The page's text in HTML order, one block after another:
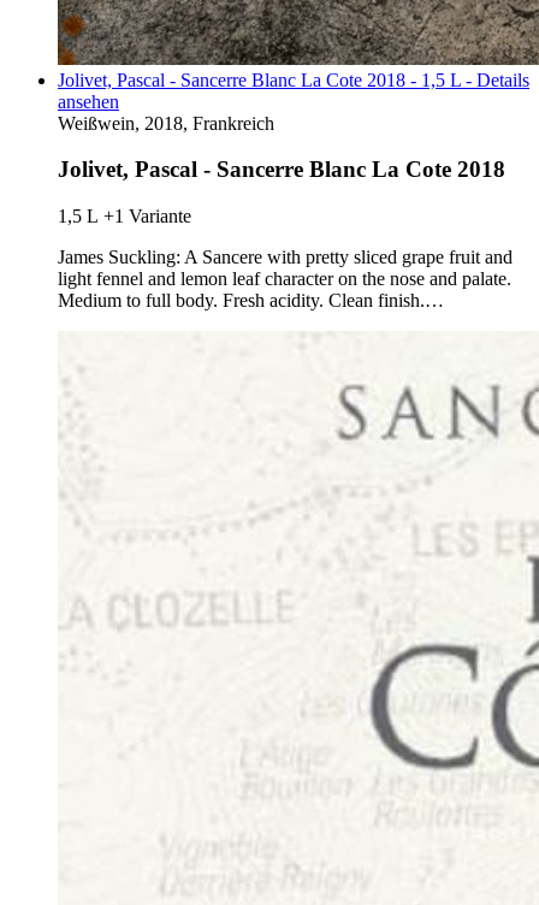
Jolivet, Pascal - Sancerre Blanc La Cote 2018 - 1,5 L - Details
ansehen
Weißwein, 2018, Frankreich
Jolivet, Pascal - Sancerre Blanc La Cote 2018
1,5 L +1 Variante
James Suckling: A Sancere with pretty sliced grape fruit and
light fennel and lemon leaf character on the nose and palate.
Medium to full body. Fresh acidity. Clean finish.…